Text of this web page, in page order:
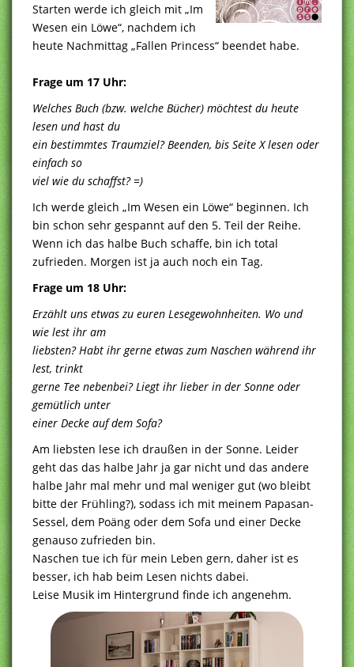
Starten werde ich gleich mit „Im
Wesen ein Löwe“, nachdem ich
heute Nachmittag „Fallen Princess“ beendet habe.
Frage um 17 Uhr:
Welches Buch (bzw. welche Bücher) möchtest du heute
lesen und hast du
ein bestimmtes Traumziel? Beenden, bis Seite X lesen oder
einfach so
viel wie du schaffst? =)
Ich werde gleich „Im Wesen ein Löwe“ beginnen. Ich
bin schon sehr gespannt auf den 5. Teil der Reihe.
Wenn ich das halbe Buch schaffe, bin ich total
zufrieden. Morgen ist ja auch noch ein Tag.
Frage um 18 Uhr:
Erzählt uns etwas zu euren Lesegewohnheiten. Wo und
wie lest ihr am
liebsten? Habt ihr gerne etwas zum Naschen während ihr
lest, trinkt
gerne Tee nebenbei? Liegt ihr lieber in der Sonne oder
gemütlich unter
einer Decke auf dem Sofa?
Am liebsten lese ich draußen in der Sonne. Leider
geht das das halbe Jahr ja gar nicht und das andere
halbe Jahr mal mehr und mal weniger gut (wo bleibt
bitte der Frühling?), sodass ich mit meinem Papasan-
Sessel, dem Poäng oder dem Sofa und einer Decke
genauso zufrieden bin.
Naschen tue ich für mein Leben gern, daher ist es
besser, ich hab beim Lesen nichts dabei.
Leise Musik im Hintergrund finde ich angenehm.